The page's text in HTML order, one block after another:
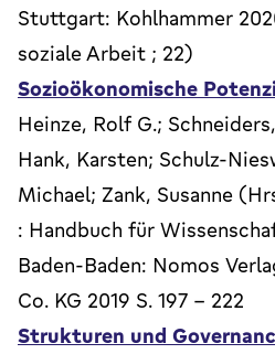
Stuttgart: Kohlhammer
soziale Arbeit ; 22)
Sozioökonomische
Heinze, Rolf G.;
Hank, Karsten; Schulz-
Michael; Zank, Susanne
: Handbuch für
Baden-Baden: Nomos
Co. KG 2019 S. 197 - 222
Strukturen und